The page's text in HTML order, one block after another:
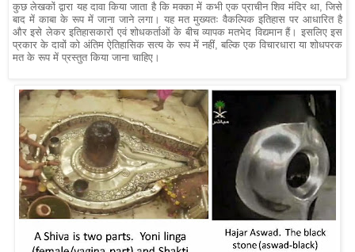
कुछ लेखकों द्वारा यह दावा किया जाता है कि मक्का में कभी एक प्राचीन शिव मंदिर था, जिसे
बाद में काबा के रूप में जाना जाने लगा। यह मत मुख्यतः वैकल्पिक इतिहास पर आधारित है
और इसे लेकर इतिहासकारों एवं शोधकर्ताओं के बीच व्यापक मतभेद विद्यमान हैं। इसलिए इस
प्रकार के दावों को अंतिम ऐतिहासिक सत्य के रूप में नहीं, बल्कि एक विचारधारा या शोधपरक
मत के रूप में प्रस्तुत किया जाना चाहिए।